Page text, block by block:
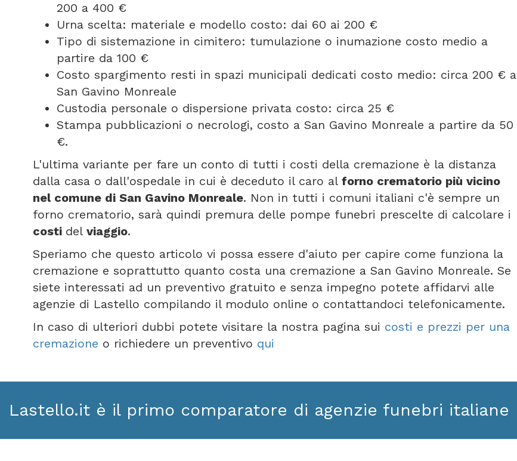
200 a 400 €
Urna scelta: materiale e modello costo: dai 60 ai 200 €
Tipo di sistemazione in cimitero: tumulazione o inumazione costo medio a
partire da 100 €
Costo spargimento resti in spazi municipali dedicati costo medio: circa 200 € a
San Gavino Monreale
Custodia personale o dispersione privata costo: circa 25 €
Stampa pubblicazioni o necrologi, costo a San Gavino Monreale a partire da 50
€.
L'ultima variante per fare un conto di tutti i costi della cremazione è la distanza
dalla casa o dall'ospedale in cui è deceduto il caro al forno crematorio più vicino
nel comune di San Gavino Monreale. Non in tutti i comuni italiani c'è sempre un
forno crematorio, sarà quindi premura delle pompe funebri prescelte di calcolare i
costi del viaggio.
Speriamo che questo articolo vi possa essere d'aiuto per capire come funziona la
cremazione e soprattutto quanto costa una cremazione a San Gavino Monreale. Se
siete interessati ad un preventivo gratuito e senza impegno potete affidarvi alle
agenzie di Lastello compilando il modulo online o contattandoci telefonicamente.
In caso di ulteriori dubbi potete visitare la nostra pagina sui costi e prezzi per una
cremazione o richiedere un preventivo qui
Lastello.it è il primo comparatore di agenzie funebri italiane